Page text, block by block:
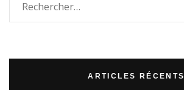
Rechercher :
ARTICLES RÉCENTS